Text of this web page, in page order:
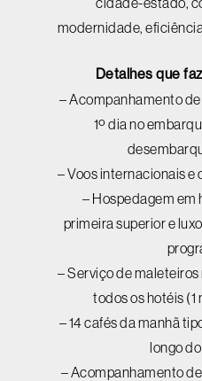
modernidade,
Detalhes que
– Acompanhamento
1º dia no
– Voos internacionais e
– Hospedagem em
primeira superior e
– Serviço de maleteiros
todos os hotéis (1
– 14 cafés da manhã
longo
– Acompanhamento